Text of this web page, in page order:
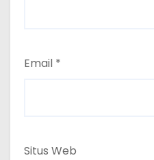
Email *
Situs Web